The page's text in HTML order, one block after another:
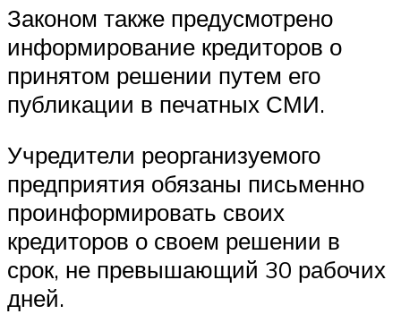
Законом также предусмотрено
информирование кредиторов о
принятом решении путем его
публикации в печатных СМИ.
Учредители реорганизуемого
предприятия обязаны письменно
проинформировать своих
кредиторов о своем решении в
срок, не превышающий 30 рабочих
дней.